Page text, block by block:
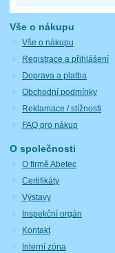
Vše o nákupu
Vše o nákupu
Registrace a přihlášení
Doprava a platba
Obchodní podmínky
Reklamace / stížnosti
FAQ pro nákup
O společnosti
O firmě Abetec
Certifikáty
Výstavy
Inspekční orgán
Kontakt
Interní zóna